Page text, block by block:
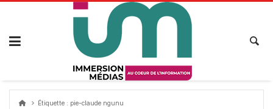
Passer
Étiquette : pie-claude ngunu